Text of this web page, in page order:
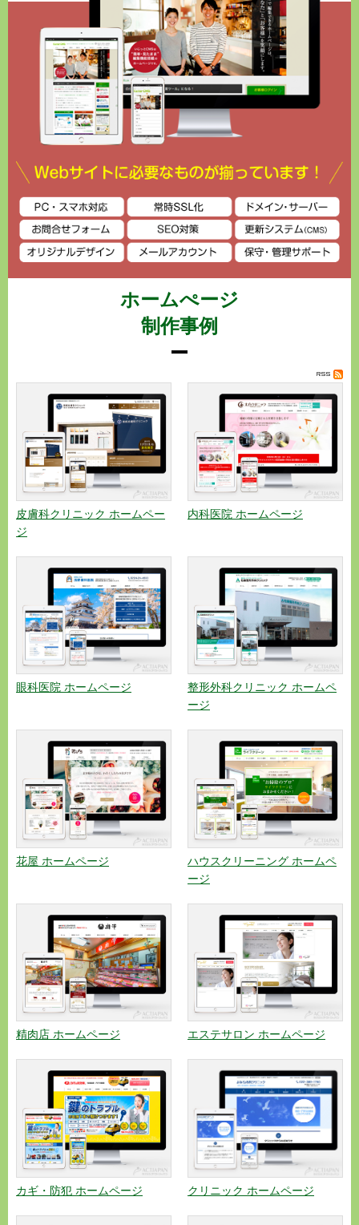
ホームぺージ
制作事例
皮膚科クリニック ホームペー
ジ
内科医院 ホームページ
眼科医院 ホームページ
整形外科クリニック ホームペ
ージ
花屋 ホームページ
ハウスクリーニング ホームペ
ージ
精肉店 ホームページ エステサロン ホームページ
カギ・防犯 ホームページ クリニック ホームページ